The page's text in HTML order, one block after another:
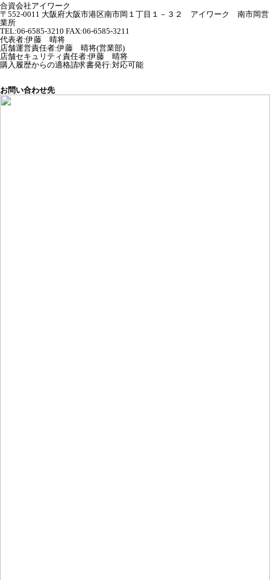
合資会社アイワーク
〒552-0011 大阪府大阪市港区南市岡１丁目１－３２ アイワーク 南市岡営
業所
TEL:06-6585-3210 FAX:06-6585-3211
代表者:伊藤 晴将
店舗運営責任者:伊藤 晴将(営業部)
店舗セキュリティ責任者:伊藤 晴将
購入履歴からの適格請求書発行:対応可能
お問い合わせ先